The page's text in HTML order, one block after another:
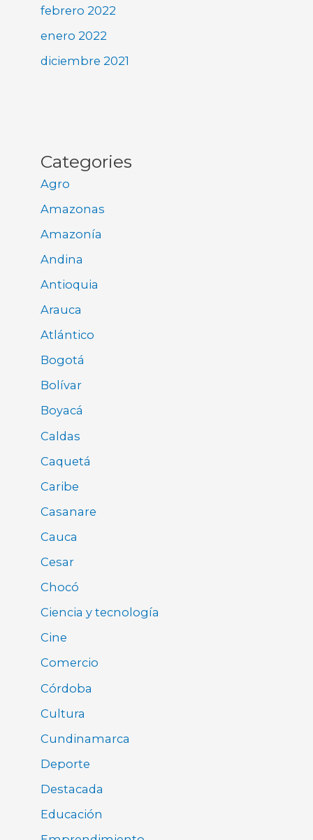
febrero 2022
enero 2022
diciembre 2021
Categories
Agro
Amazonas
Amazonía
Andina
Antioquia
Arauca
Atlántico
Bogotá
Bolívar
Boyacá
Caldas
Caquetá
Caribe
Casanare
Cauca
Cesar
Chocó
Ciencia y tecnología
Cine
Comercio
Córdoba
Cultura
Cundinamarca
Deporte
Destacada
Educación